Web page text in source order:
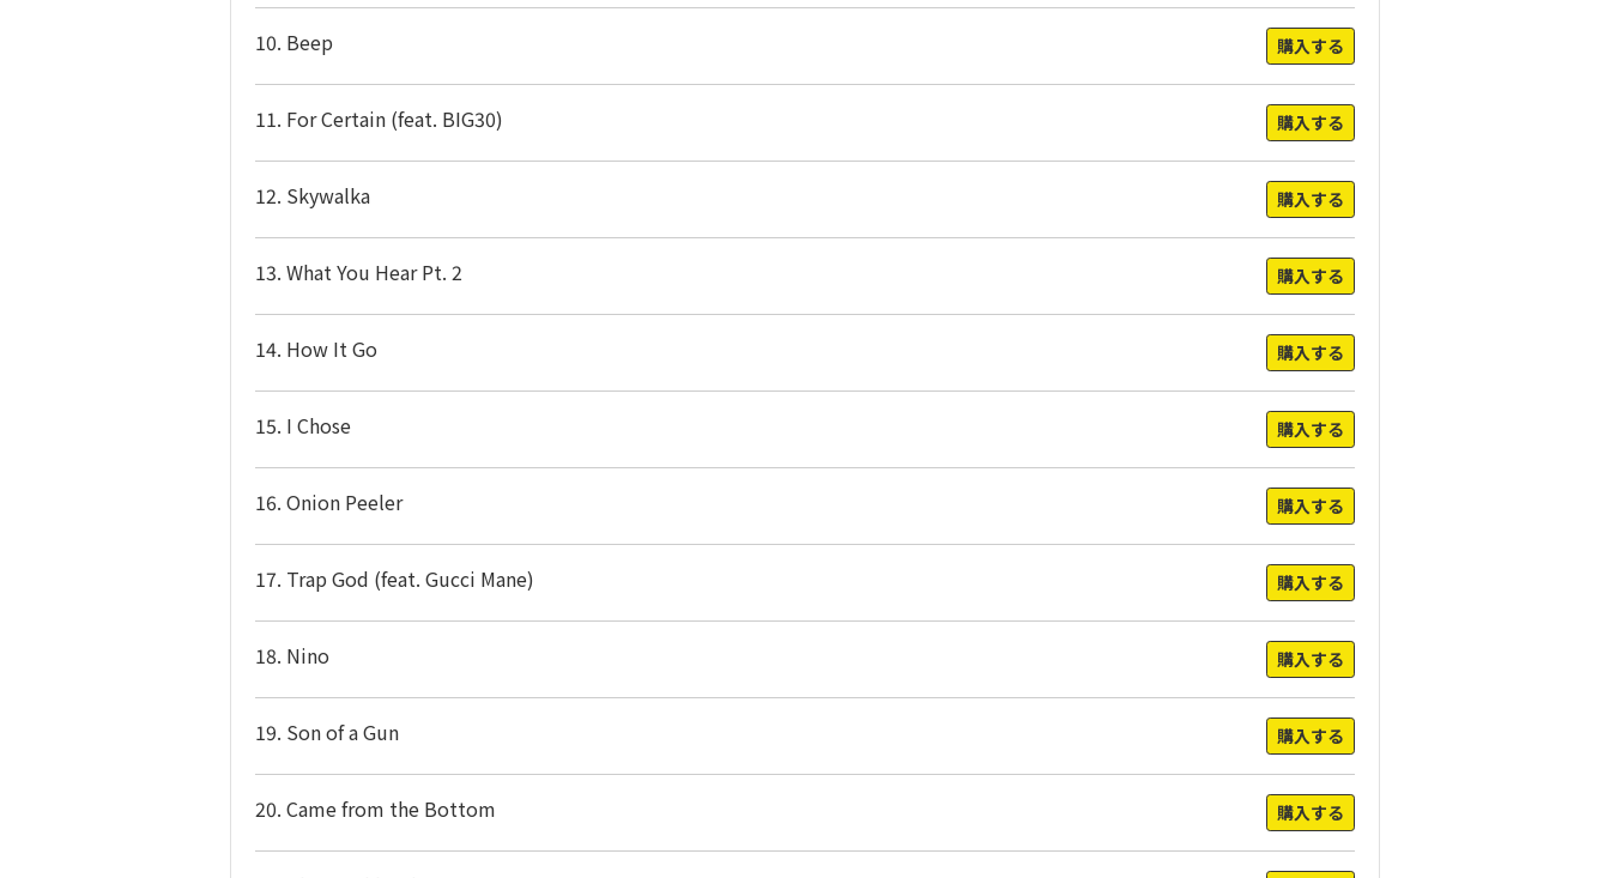
10. Beep 購入する
11. For Certain (feat. BIG30) 購入する
12. Skywalka 購入する
13. What You Hear Pt. 2 購入する
14. How It Go 購入する
15. I Chose 購入する
16. Onion Peeler 購入する
17. Trap God (feat. Gucci Mane) 購入する
18. Nino 購入する
19. Son of a Gun 購入する
20. Came from the Bottom 購入する